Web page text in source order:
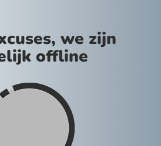
we zijn
offline